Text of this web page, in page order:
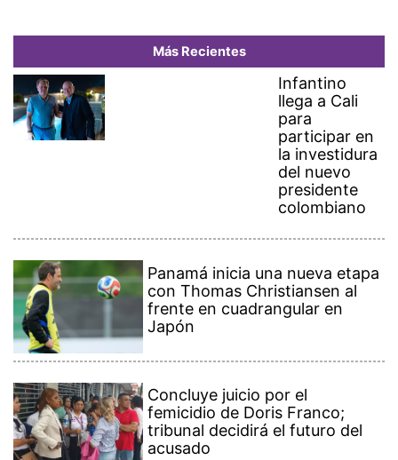
Más Recientes
Infantino
llega a Cali
para
participar en
la investidura
del nuevo
presidente
colombiano
Panamá inicia una nueva etapa
con Thomas Christiansen al
frente en cuadrangular en
Japón
Concluye juicio por el
femicidio de Doris Franco;
tribunal decidirá el futuro del
acusado